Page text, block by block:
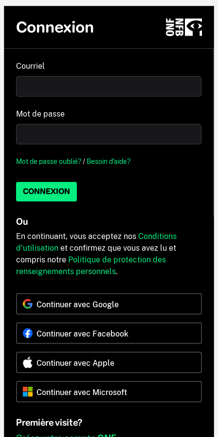
Connexion
Courriel
Mot de passe
Mot de passe oublié?/ Besoin d'aide?
CONNEXION
Ou
En continuant, vous acceptez nos Conditions
d'utilisation et confirmez que vous avez lu et
compris notre Politique de protection des
renseignements personnels.
Continuer avec Google
Continuer avec Facebook
Continuer avec Apple
Continuer avec Microsoft
Première visite?